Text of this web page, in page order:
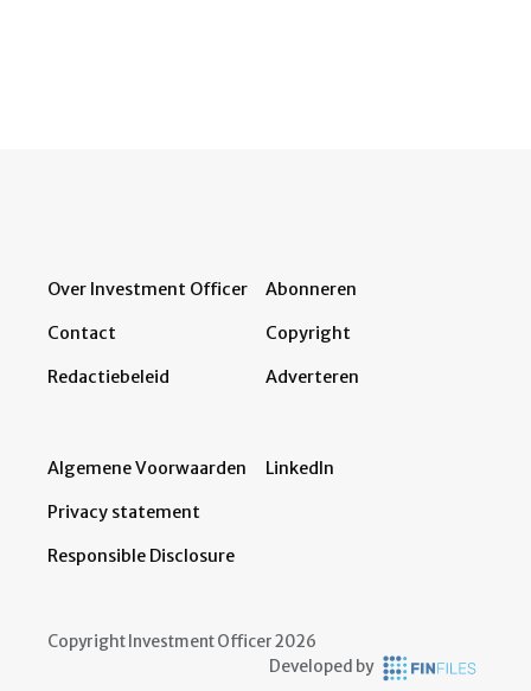
Over Investment Officer
Contact
Redactiebeleid
Abonneren
Copyright
Adverteren
Algemene Voorwaarden
Privacy statement
Responsible Disclosure
LinkedIn
Copyright Investment Officer 2026
Developed by